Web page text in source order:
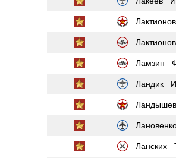
Ламзин
Ландик
Ланских